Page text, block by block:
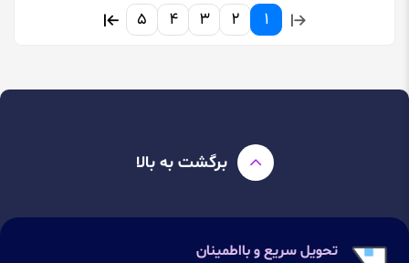
1
2
3
4
5
برگشت به بالا
تحویل سریع و بااطمینان